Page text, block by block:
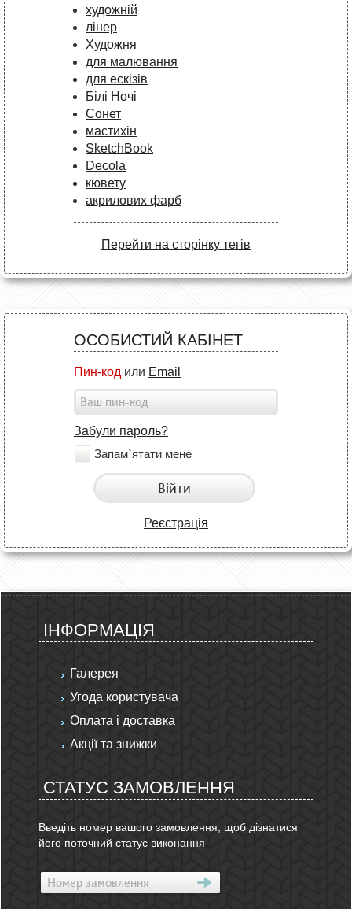
художній
лінер
Художня
для малювання
для ескізів
Білі Ночі
Сонет
мастихін
SketchBook
Decola
кювету
акрилових фарб
Перейти на сторінку тегів
ОСОБИСТИЙ КАБІНЕТ
Пин-код или Email
Забули пароль?
Запам`ятати мене
Війти
Реєстрація
ІНФОРМАЦІЯ
Галерея
Угода користувача
Оплата і доставка
Акції та знижки
СТАТУС ЗАМОВЛЕННЯ
Введіть номер вашого замовлення, щоб дізнатися
його поточний статус виконання